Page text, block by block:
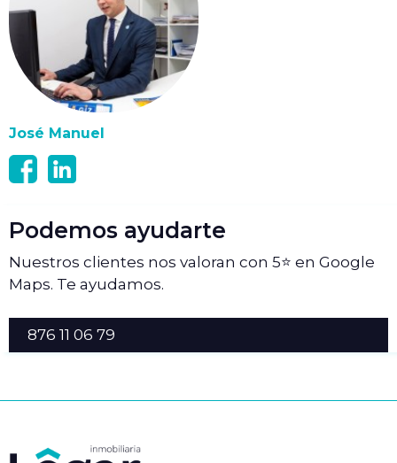
José Manuel
Podemos ayudarte
Nuestros clientes nos valoran con 5⭐ en Google
Maps. Te ayudamos.
876 11 06 79